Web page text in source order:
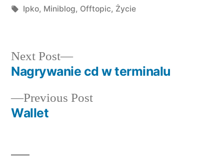
by
Tags:
Ipko, Miniblog, Offtopic, Życie
Post
navigation
Previous PostPrevious
Wallet
Next Post
Next
post:
Nagrywanie cd w terminalu